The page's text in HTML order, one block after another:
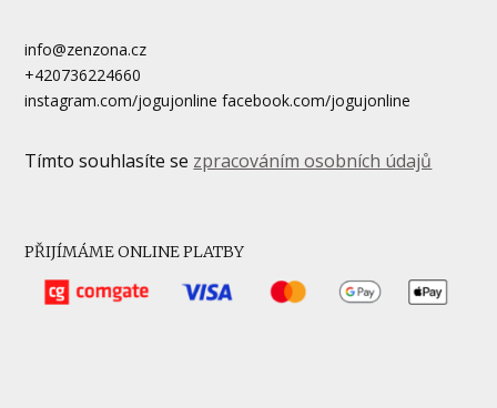
info@zenzona.cz
+420736224660
instagram.com/jogujonline facebook.com/jogujonline
Tímto souhlasíte se zpracováním osobních údajů
PŘIJÍMÁME ONLINE PLATBY